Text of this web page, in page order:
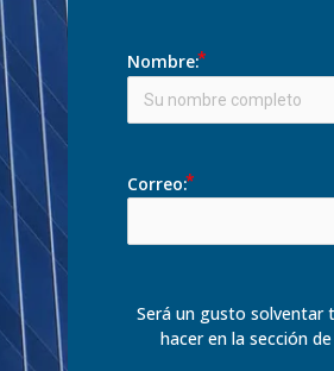
Nombre:
Correo:
Será un gusto solventar
hacer en la sección de